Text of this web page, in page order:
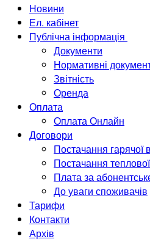
Новини
Ел. кабінет
Публічна інформація
Документи
Нормативні
Звітність
Оренда
Оплата
Оплата Онлайн
Договори
Постачання гарячої
Постачання теплової
Плата за
До уваги споживачів
Тарифи
Контакти
Архів